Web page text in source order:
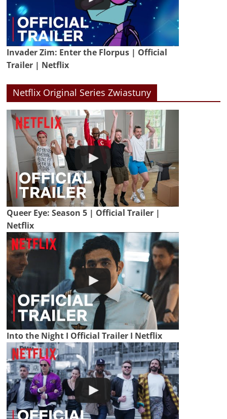
Invader Zim: Enter the Florpus | Official
Trailer | Netflix
Netflix Original Series Zwiastuny
Queer Eye: Season 5 | Official Trailer |
Netflix
Into the Night I Official Trailer I Netflix